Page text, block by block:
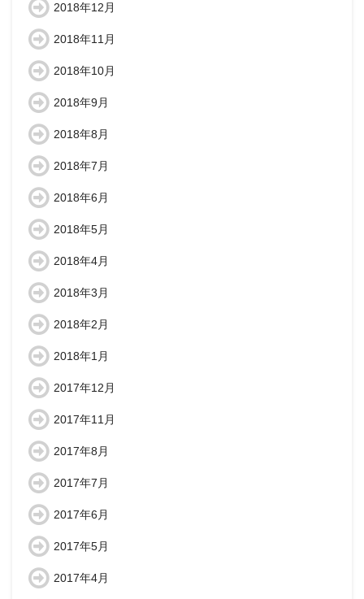
2018年12月
2018年11月
2018年10月
2018年9月
2018年8月
2018年7月
2018年6月
2018年5月
2018年4月
2018年3月
2018年2月
2018年1月
2017年12月
2017年11月
2017年8月
2017年7月
2017年6月
2017年5月
2017年4月